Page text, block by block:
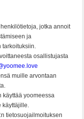
jotka annoit
ja
tarkoituksiin.
osallistujasta
muille arvontaan
käyttää yoomeessa
käyttäjille.
tietosuojailmoituksen